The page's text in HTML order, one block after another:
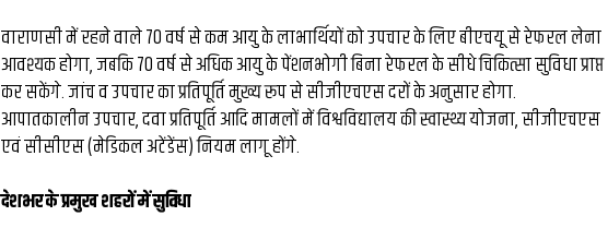
वाराणसी में रहने वाले 70 वर्ष से कम आयु के लाभार्थियों को उपचार के लिए बीएचयू से रेफरल लेना
आवश्यक होगा, जबकि 70 वर्ष से अधिक आयु के पेंशनभोगी बिना रेफरल के सीधे चिकित्सा सुविधा प्राप्त
कर सकेंगे. जांच व उपचार का प्रतिपूर्ति मुख्य रूप से सीजीएचएस दरों के अनुसार होगा.
आपातकालीन उपचार, दवा प्रतिपूर्ति आदि मामलों में विश्वविद्यालय की स्वास्थ्य योजना, सीजीएचएस
एवं सीसीएस (मेडिकल अटेंडेंस) नियम लागू होंगे.
देशभर के प्रमुख शहरों में सुविधा